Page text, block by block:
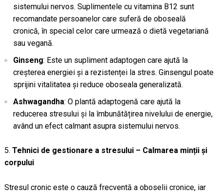
sistemului nervos. Suplimentele cu vitamina B12 sunt
recomandate persoanelor care suferă de oboseală
cronică, în special celor care urmează o dietă vegetariană
sau vegană.
Ginseng: Este un supliment adaptogen care ajută la
creșterea energiei și a rezistenței la stres. Ginsengul poate
sprijini vitalitatea și reduce oboseala generalizată.
Ashwagandha: O plantă adaptogenă care ajută la
reducerea stresului și la îmbunătățirea nivelului de energie,
având un efect calmant asupra sistemului nervos.
Tehnici de gestionare a stresului – Calmarea minții și
corpului
Stresul cronic este o cauză frecventă a oboselii cronice, iar